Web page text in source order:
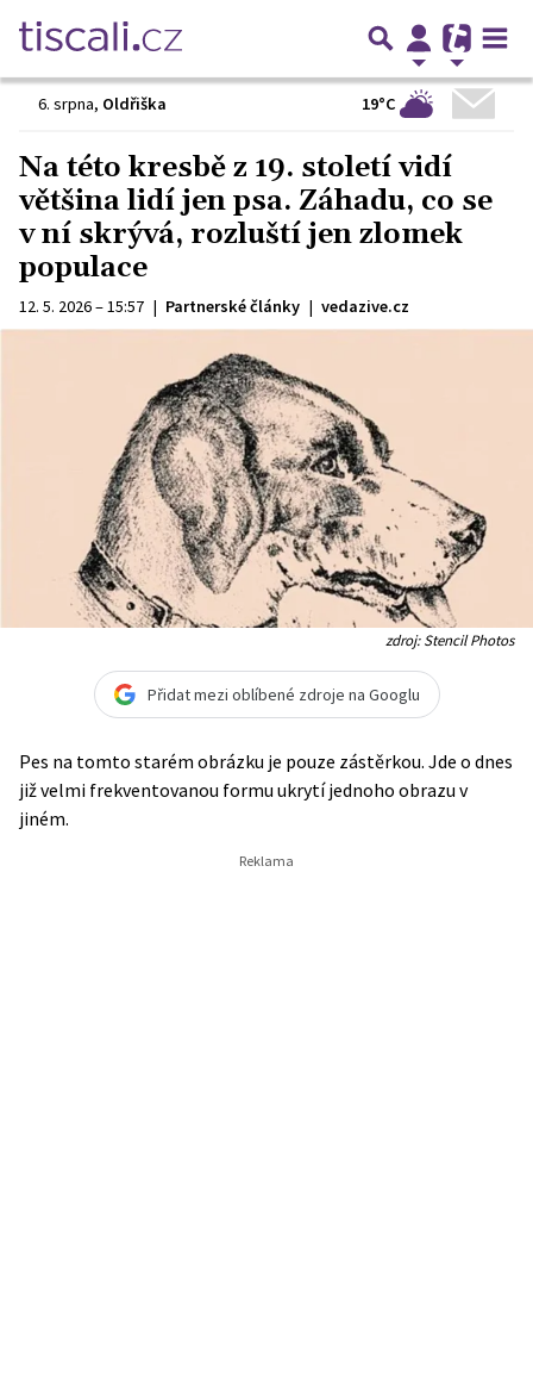
6. srpna, Oldřiška 19°C
Na této kresbě z 19. století vidí
většina lidí jen psa. Záhadu, co se
v ní skrývá, rozluští jen zlomek
populace
12. 5. 2026 – 15:57 | Partnerské články | vedazive.cz
zdroj: Stencil Photos
Přidat mezi oblíbené zdroje na Googlu
Pes na tomto starém obrázku je pouze zástěrkou. Jde o dnes
již velmi frekventovanou formu ukrytí jednoho obrazu v
jiném.